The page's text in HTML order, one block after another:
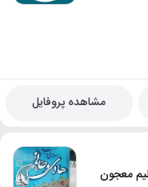
مشاهده پروفایل
معجون